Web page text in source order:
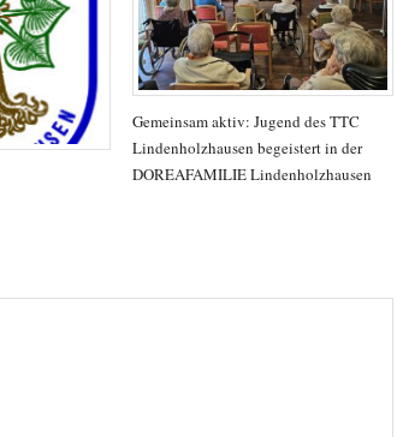
Gemeinsam aktiv: Jugend des TTC
Lindenholzhausen begeistert in der
DOREAFAMILIE Lindenholzhausen